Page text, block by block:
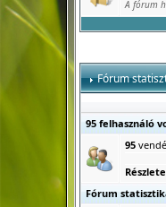
A fórum
Fórum
95 felhasználó
95
Fórum